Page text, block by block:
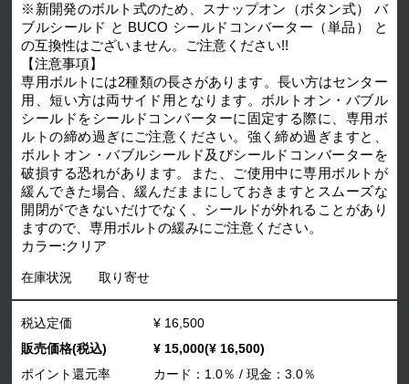
※新開発のボルト式のため、スナップオン（ボタン式） バ
ブルシールド と BUCO シールドコンバーター（単品） と
の互換性はございません。ご注意ください!!
【注意事項】
専用ボルトには2種類の長さがあります。長い方はセンター
用、短い方は両サイド用となります。ボルトオン・バブル
シールドをシールドコンバーターに固定する際に、専用ボ
ルトの締め過ぎにご注意ください。強く締め過ぎますと、
ボルトオン・バブルシールド及びシールドコンバーターを
破損する恐れがあります。また、ご使用中に専用ボルトが
緩んできた場合、緩んだままにしておきますとスムーズな
開閉ができないだけでなく、シールドが外れることがあり
ますので、専用ボルトの緩みにご注意ください。
カラー:クリア
在庫状況 取り寄せ
税込定価
¥ 16,500
販売価格(税込)
¥ 15,000(¥ 16,500)
ポイント還元率
カード：1.0％ / 現金：3.0％